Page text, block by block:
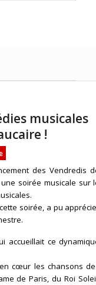
musicales
!
des Vendredis
soirée musicale sur
soirée, a pu
accueillait ce
cœur les chansons
de Paris, du Roi